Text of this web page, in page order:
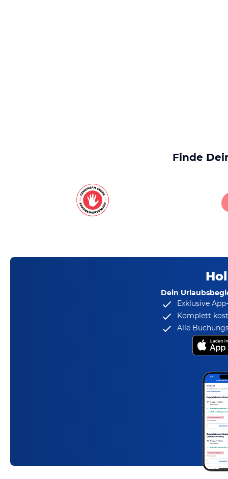
Finde
Dein
Exklusive
Komplett
Alle